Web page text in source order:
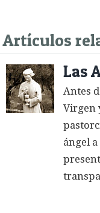
Artículos
Las
Antes
Virgen
ángel a